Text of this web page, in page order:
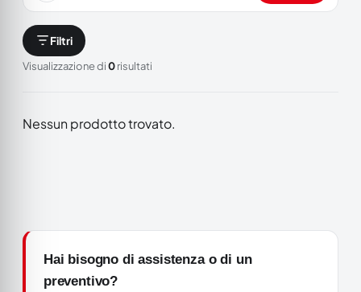
Filtri
Visualizzazione di0risultati
Nessun prodotto trovato.
Hai bisogno di assistenza o di un
preventivo?